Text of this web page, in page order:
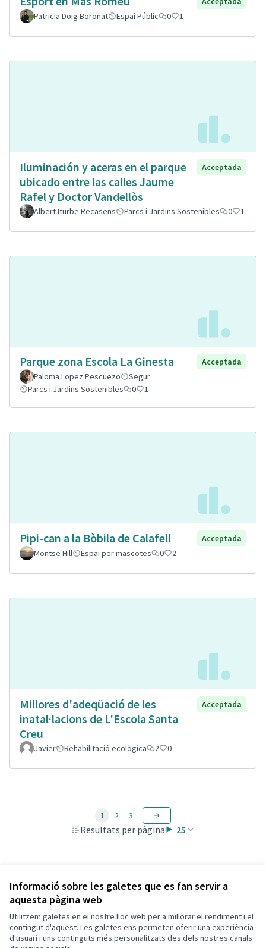
Informació sobre les galetes que es fan servir a
aquesta pàgina web
Utilitzem galetes en el nostre lloc web per a millorar el rendiment i el
contingut d'aquest. Les galetes ens permeten oferir una experiència
d'usuari i uns continguts més personalitzats des dels nostres canals
Patricia Doig Boronat
Espai Públic 0 1
Iluminación y aceras en el parque
ubicado entre las calles Jaume
Rafel y Doctor Vandellòs
Acceptada
Albert Iturbe Recasens Parcs i Jardins Sostenibles 0 1
Parque zona Escola La Ginesta
Acceptada
Paloma Lopez Pescuezo
Segur
Parcs i Jardins Sostenibles
0 1
Pipi-can a la Bòbila de Calafell
Acceptada
Montse Hill
Espai per mascotes 0 2
Millores d'adeqüació de les
inatal·lacions de L'Escola Santa
Creu
Acceptada
Javier Rehabilitació ecològica 2 0
Resultats per pàgina: 25
1 2 3
Veure totes les propostes retirades
Termes i condicions d'ús
Configuració de les galetes
Decidim Calafell a X
Decidim Calafell a Facebook
Decidim Calafell a YouTube
Decidim Calafell a GitHub